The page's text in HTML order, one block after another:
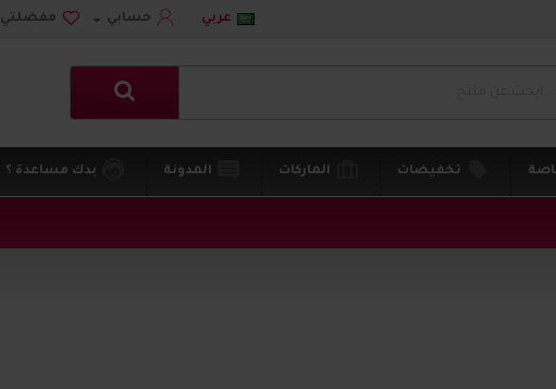
عربي حسابي مفضلتي
تخفيضات الماركات المدونة بدك مساعدة ؟